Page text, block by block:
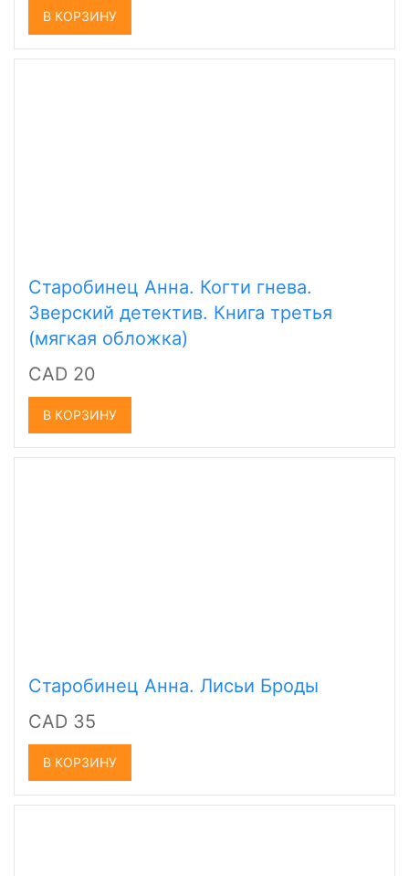
В КОРЗИНУ
Старобинец Анна. Когти гнева.
Зверский детектив. Книга третья
(мягкая обложка)
CAD 20
В КОРЗИНУ
Старобинец Анна. Лисьи Броды
CAD 35
В КОРЗИНУ